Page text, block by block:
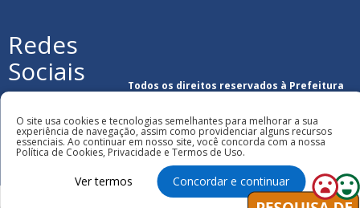
Redes
Sociais
Todos os direitos reservados à Prefeitura
O site usa cookies e tecnologias semelhantes para melhorar a sua
experiência de navegação, assim como providenciar alguns recursos
essenciais. Ao continuar em nosso site, você concorda com a nossa
Política de Cookies, Privacidade e Termos de Uso.
Ver termos Concordar e continuar